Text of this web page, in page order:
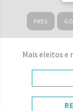
PRES
Mais eleitos e